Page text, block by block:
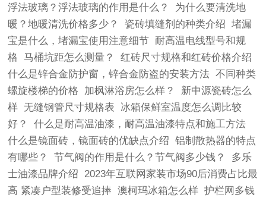
浮法玻璃？浮法玻璃的作用是什么？
为什么要清洗地
暖？地暖清洗价格多少？
瓷砖填缝剂的种类介绍
堵漏
宝是什么，堵漏宝使用注意细节 耐高温电线型号和规
格
马桶坑距怎么测量？
红砖尺寸规格和红砖价格介绍
什么是锌合金防护窗，锌合金防盗的安装方法 不同种类
螺旋楼梯的价格
加枫淋浴房怎么样？
新中源瓷砖怎么
样 无缝钢管尺寸规格表
冰箱保鲜室温度怎么调比较
好？
什么是耐高温油漆，耐高温油漆特点和施工方法
什么是镜面砖，镜面砖的优缺点介绍
铝制散热器的特点
有哪些？
节气阀的作用是什么？节气阀多少钱？
多乐
士油漆品牌介绍
2023年互联网家装市场90后消费占比最
高 紧凑户型装修受追捧
澳柯玛冰箱怎么样 护栏网多钱